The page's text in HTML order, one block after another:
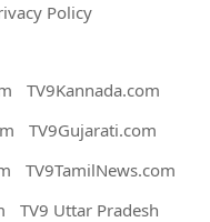
Policy
TV9Kannada.com
TV9Gujarati.com
TV9TamilNews.com
TV9 Uttar Pradesh